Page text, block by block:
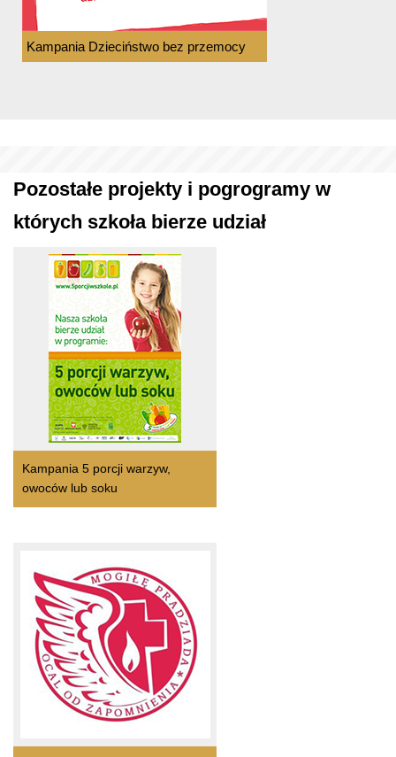
Kampania Dzieciństwo bez przemocy
Pozostałe projekty i pogrogramy w
których szkoła bierze udział
Kampania 5 porcji warzyw,
owoców lub soku